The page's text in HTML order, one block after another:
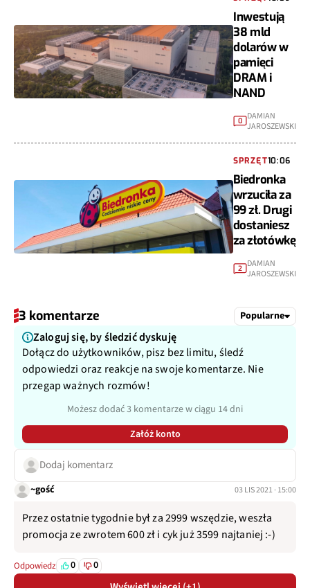
Inwestują
38 mld
dolarów w
pamięci
DRAM i
NAND
0
DAMIAN
JAROSZEWSKI
SPRZĘT10:06
Biedronka
wrzuciła za
99 zł. Drugi
dostaniesz
za złotówkę
2 DAMIAN
JAROSZEWSKI
3 komentarze Popularne
Zaloguj się, by śledzić dyskuję
Dołącz do użytkowników, pisz bez limitu, śledź
odpowiedzi oraz reakcje na swoje komentarze. Nie
przegap ważnych rozmów!
Możesz dodać 3 komentarze w ciągu 14 dni
Załóż konto
Dodaj komentarz
~gość 03 LIS 2021 · 15:00
Przez ostatnie tygodnie był za 2999 wszędzie, weszła
promocja ze zwrotem 600 zł i cyk już 3599 najtaniej :-)
Odpowiedz 0 0